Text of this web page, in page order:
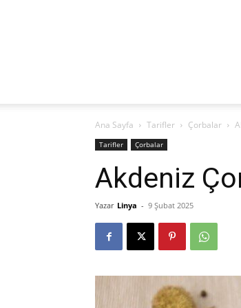
Ana Sayfa Tarifler Çorbalar
Tarifler Çorbalar
Akdeniz
Yazar Linya - 9 Şubat 2025